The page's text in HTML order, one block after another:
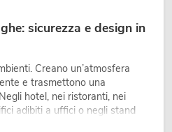
sicurezza e design in
Creano un’atmosfera
e trasmettono una
hotel, nei ristoranti, nei
adibiti a uffici o negli stand
qualità è ormai parte